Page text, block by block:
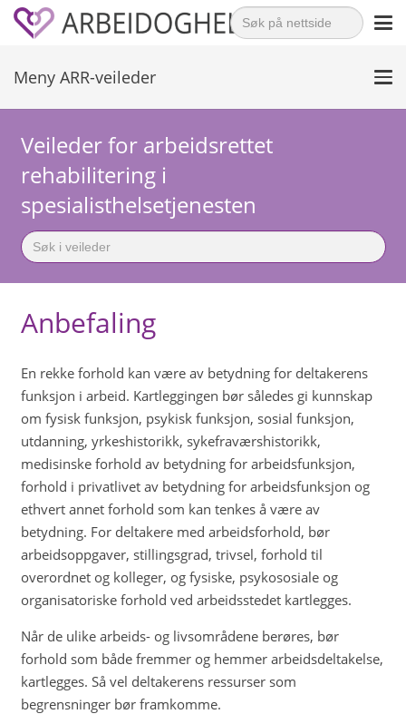
Search
for:
Meny ARR-veileder
Veileder for arbeidsrettet
rehabilitering i
spesialisthelsetjenesten
Search
for:
Anbefaling
En rekke forhold kan være av betydning for deltakerens
funksjon i arbeid. Kartleggingen bør således gi kunnskap
om fysisk funksjon, psykisk funksjon, sosial funksjon,
utdanning, yrkeshistorikk, sykefraværshistorikk,
medisinske forhold av betydning for arbeidsfunksjon,
forhold i privatlivet av betydning for arbeidsfunksjon og
ethvert annet forhold som kan tenkes å være av
betydning. For deltakere med arbeidsforhold, bør
arbeidsoppgaver, stillingsgrad, trivsel, forhold til
overordnet og kolleger, og fysiske, psykososiale og
organisatoriske forhold ved arbeidsstedet kartlegges.
Når de ulike arbeids- og livsområdene berøres, bør
forhold som både fremmer og hemmer arbeidsdeltakelse,
kartlegges. Så vel deltakerens ressurser som
begrensninger bør framkomme.